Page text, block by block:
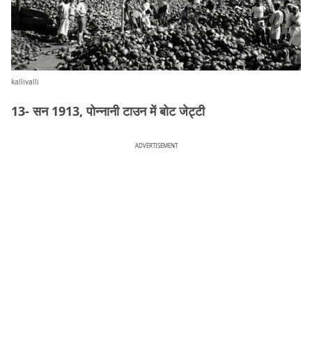
kallivalli
13- सन 1913, पोन्नानी टाउन में बोट जेट्टी
ADVERTISEMENT